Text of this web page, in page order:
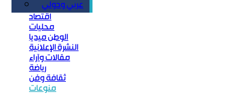
عربي ودولي
اقتصاد
محليات
الوطن ميديا
النشرة الإعلانية
مقالات وآراء
رياضة
ثقافة وفن
منوعات